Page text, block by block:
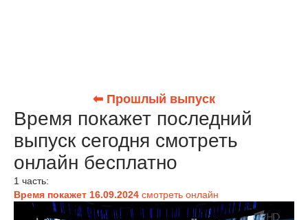
⬅ Прошлый выпуск
Время покажет последний
выпуск сегодня смотреть
онлайн бесплатно
1 часть:
Время покажет 16.09.2024 смотреть онлайн